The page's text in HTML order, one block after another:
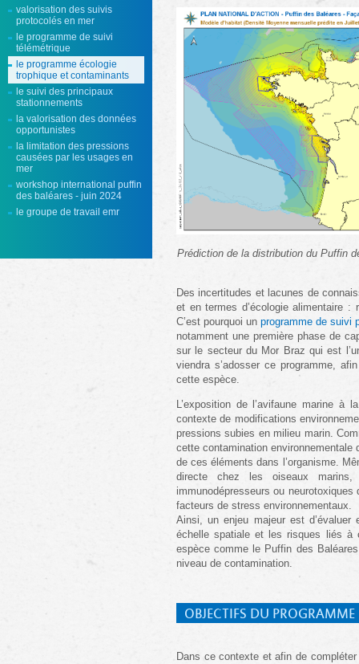
valorisation des suivis
protocolés en mer
le programme de suivi
télémétrique
le programme écologie
trophique et contaminants
le suivi des principaux
stationnements
la valorisation des données
opportunistes
la limitation des pressions
causées par les usages en
mer
workshop international puffin
des baléares - juin 2024
le groupe de travail emr
Prédiction de la distribution du Puffin
Des incertitudes et lacunes de
et en termes d’écologie alimentaire :
C’est pourquoi un programme de suivi
notamment une première phase de
sur le secteur du Mor Braz qui est
viendra s’adosser ce programme,
cette espèce.
L’exposition de l’avifaune marine à
contexte de modifications
pressions subies en milieu marin.
cette contamination
de ces éléments dans l’organisme.
directe chez les oiseaux marins,
immunodépresseurs ou
facteurs de stress environnementaux.
Ainsi, un enjeu majeur est
échelle spatiale et les risques liés à
espèce comme le Puffin des
niveau de contamination.
OBJECTIFS DU PROGRAMME
Dans ce contexte et afin de